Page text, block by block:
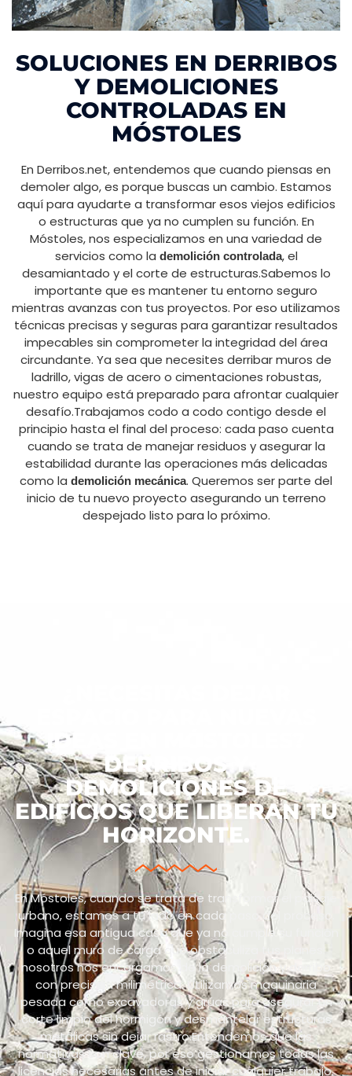
SOLUCIONES EN DERRIBOS
Y DEMOLICIONES
CONTROLADAS EN
MÓSTOLES
En Derribos.net, entendemos que cuando piensas en
demoler algo, es porque buscas un cambio. Estamos
aquí para ayudarte a transformar esos viejos edificios
o estructuras que ya no cumplen su función. En
Móstoles, nos especializamos en una variedad de
servicios como la demolición controlada, el
desamiantado y el corte de estructuras.Sabemos lo
importante que es mantener tu entorno seguro
mientras avanzas con tus proyectos. Por eso utilizamos
técnicas precisas y seguras para garantizar resultados
impecables sin comprometer la integridad del área
circundante. Ya sea que necesites derribar muros de
ladrillo, vigas de acero o cimentaciones robustas,
nuestro equipo está preparado para afrontar cualquier
desafío.Trabajamos codo a codo contigo desde el
principio hasta el final del proceso: cada paso cuenta
cuando se trata de manejar residuos y asegurar la
estabilidad durante las operaciones más delicadas
como la demolición mecánica. Queremos ser parte del
inicio de tu nuevo proyecto asegurando un terreno
despejado listo para lo próximo.
IDEAS EN MÓSTOLES?
DERRIBOS Y
DEMOLICIONES DE
EDIFICIOS QUE LIBERAN TU
HORIZONTE.
En Móstoles, cuando se trata de transformar el paisaje
urbano, estamos a tu lado en cada paso del proceso.
Imagina esa antigua casa que ya no cumple su función
o aquel muro de carga que obstaculiza tus planes:
nosotros nos encargamos de la demolición y derribo
con precisión milimétrica. Utilizamos maquinaria
pesada como excavadoras y grúas para asegurar un
corte limpio del hormigón y desmantelar estructuras
metálicas sin dejar rastro.Entendemos que las
normativas son clave, por eso gestionamos todas las
licencias necesarias antes de iniciar cualquier trabajo.